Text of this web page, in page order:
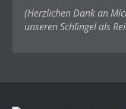
(Herzlichen Dank an
unseren Schlingel als